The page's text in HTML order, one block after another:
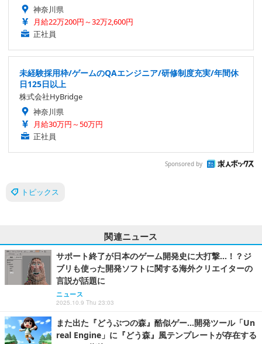
神奈川県
月給22万200円～32万2,600円
正社員
未経験採用枠/ゲームのQAエンジニア/研修制度充実/年間休
日125日以上
株式会社HyBridge
神奈川県
月給30万円～50万円
正社員
Sponsored by
トピックス
関連ニュース
サポート終了が日本のゲーム開発史に大打撃…！？ジ
ブリも使った開発ソフトに関する海外クリエイターの
言説が話題に
ニュース
2025.10.9 Thu 23:03
また出た『どうぶつの森』酷似ゲー…開発ツール「Un
real Engine」に『どう森』風テンプレートが存在する